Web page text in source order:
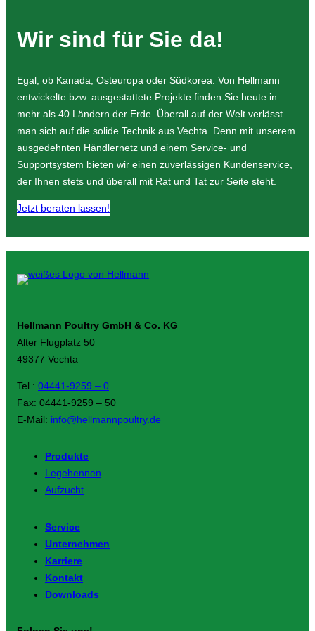
Wir sind für Sie da!
Egal, ob Kanada, Osteuropa oder Südkorea: Von Hellmann
entwickelte bzw. ausgestattete Projekte finden Sie heute in
mehr als 40 Ländern der Erde. Überall auf der Welt verlässt
man sich auf die solide Technik aus Vechta. Denn mit unserem
ausgedehnten Händlernetz und einem Service- und
Supportsystem bieten wir einen zuverlässigen Kundenservice,
der Ihnen stets und überall mit Rat und Tat zur Seite steht.
Jetzt beraten lassen!
Hellmann Poultry GmbH & Co. KG
Alter Flugplatz 50
49377 Vechta
Tel.: 04441-9259 – 0
Fax: 04441-9259 – 50
E-Mail: info@hellmannpoultry.de
Produkte
Legehennen
Aufzucht
Service
Unternehmen
Karriere
Kontakt
Downloads